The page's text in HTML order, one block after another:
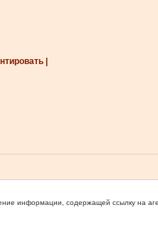
|
информации, содержащей ссылку на